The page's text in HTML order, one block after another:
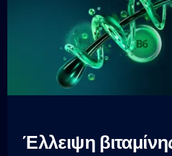
Έλλειψη